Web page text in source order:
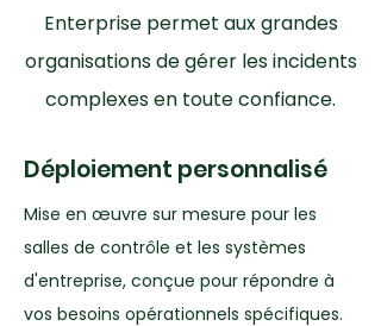
Enterprise permet aux grandes
organisations de gérer les incidents
complexes en toute confiance.
Déploiement personnalisé
Mise en œuvre sur mesure pour les
salles de contrôle et les systèmes
d'entreprise, conçue pour répondre à
vos besoins opérationnels spécifiques.